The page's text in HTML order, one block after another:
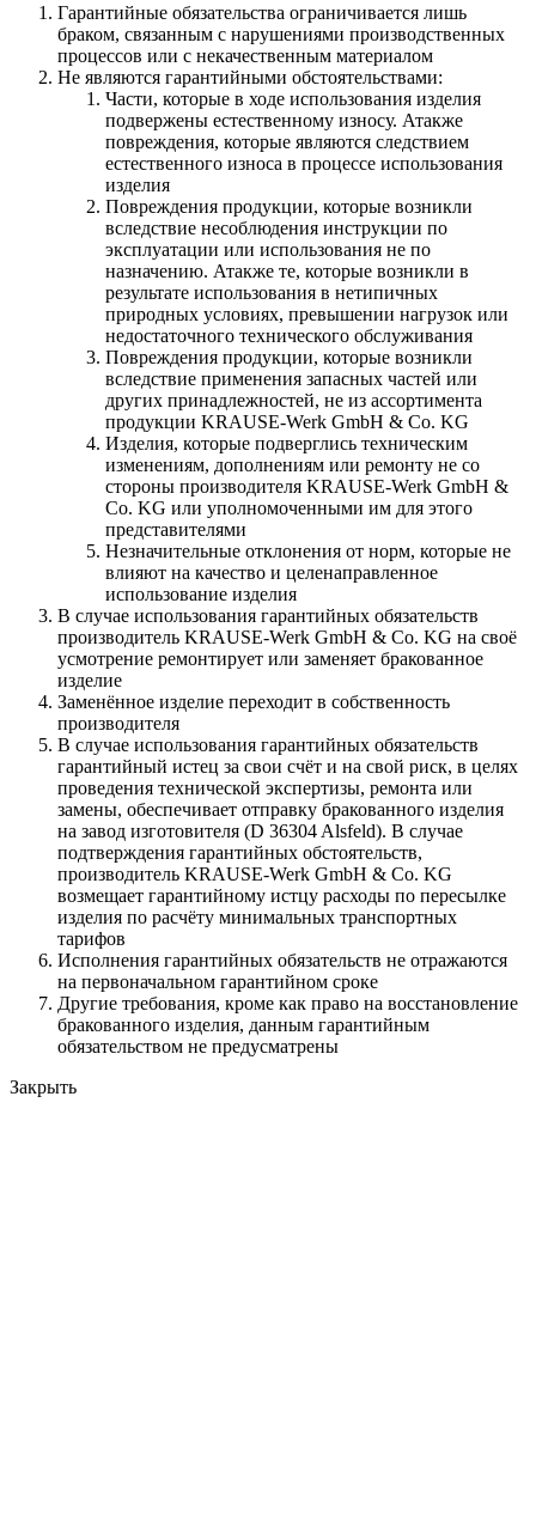
Гарантийные обязательства ограничивается лишь
браком, связанным с нарушениями производственных
процессов или с некачественным материалом
Не являются гарантийными обстоятельствами:
Части, которые в ходе использования изделия
подвержены естественному износу. Атакже
повреждения, которые являются следствием
естественного износа в процессе использования
изделия
Повреждения продукции, которые возникли
вследствие несоблюдения инструкции по
эксплуатации или использования не по
назначению. Атакже те, которые возникли в
результате использования в нетипичных
природных условиях, превышении нагрузок или
недостаточного технического обслуживания
Повреждения продукции, которые возникли
вследствие применения запасных частей или
других принадлежностей, не из ассортимента
продукции KRAUSE-Werk GmbH & Со. KG
Изделия, которые подверглись техническим
изменениям, дополнениям или ремонту не со
стороны производителя KRAUSE-Werk GmbH &
Со. KG или уполномоченными им для этого
представителями
Незначительные отклонения от норм, которые не
влияют на качество и целенаправленное
использование изделия
В случае использования гарантийных обязательств
производитель KRAUSE-Werk GmbH & Со. KG на своё
усмотрение ремонтирует или заменяет бракованное
изделие
Заменённое изделие переходит в собственность
производителя
В случае использования гарантийных обязательств
гарантийный истец за свои счёт и на свой риск, в целях
проведения технической экспертизы, ремонта или
замены, обеспечивает отправку бракованного изделия
на завод изготовителя (D 36304 Alsfeld). В случае
подтверждения гарантийных обстоятельств,
производитель KRAUSE-Werk GmbH & Со. KG
возмещает гарантийному истцу расходы по пересылке
изделия по расчёту минимальных транспортных
тарифов
Исполнения гарантийных обязательств не отражаются
на первоначальном гарантийном сроке
Другие требования, кроме как право на восстановление
бракованного изделия, данным гарантийным
обязательством не предусматрены
Закрыть